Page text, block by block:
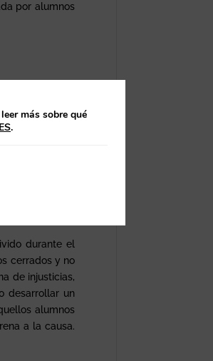
por alumnos
de Santa
Loyola. Por la
en capilla
todo lo
de SJR, en la
viaje ya
durante el
cerrados y no
de injusticias,
desarrollar un
alumnos
a la causa.
más sobre qué
.